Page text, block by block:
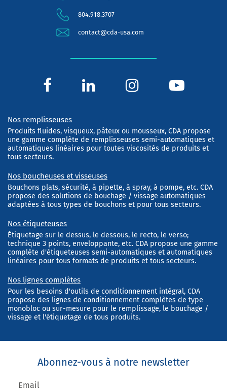
804.918.3707
contact@cda-usa.com
Nos remplisseuses
Produits fluides, visqueux, pâteux ou mousseux, CDA propose
une gamme complète de remplisseuses semi-automatiques et
automatiques linéaires pour toutes viscosités de produits et
tous secteurs.
Nos boucheuses et visseuses
Bouchons plats, sécurité, à pipette, à spray, à pompe, etc. CDA
propose des solutions de bouchage / vissage automatiques
adaptées à tous types de bouchons et pour tous secteurs.
Nos étiqueteuses
Étiquetage sur le dessus, le dessous, le recto, le verso;
technique 3 points, enveloppante, etc. CDA propose une gamme
complète d'étiqueteuses semi-automatiques et automatiques
linéaires pour tous formats de produits et tous secteurs.
Nos lignes complètes
Pour les besoins d'outils de conditionnement intégral, CDA
propose des lignes de conditionnement complètes de type
monobloc ou sur-mesure pour le remplissage, le bouchage /
vissage et l'étiquetage de tous produits.
Abonnez-vous à notre newsletter
Email